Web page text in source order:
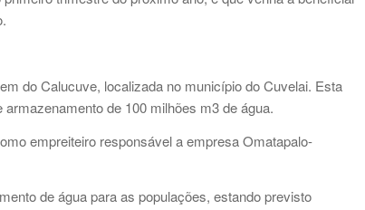
do Calucuve, localizada no município do Cuvelai. Esta
de 100 milhões m3 de água.
empreiteiro responsável a empresa Omatapalo-
de água para as populações, estando previsto